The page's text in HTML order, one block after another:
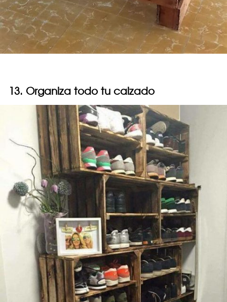
13. Organiza todo tu calzado